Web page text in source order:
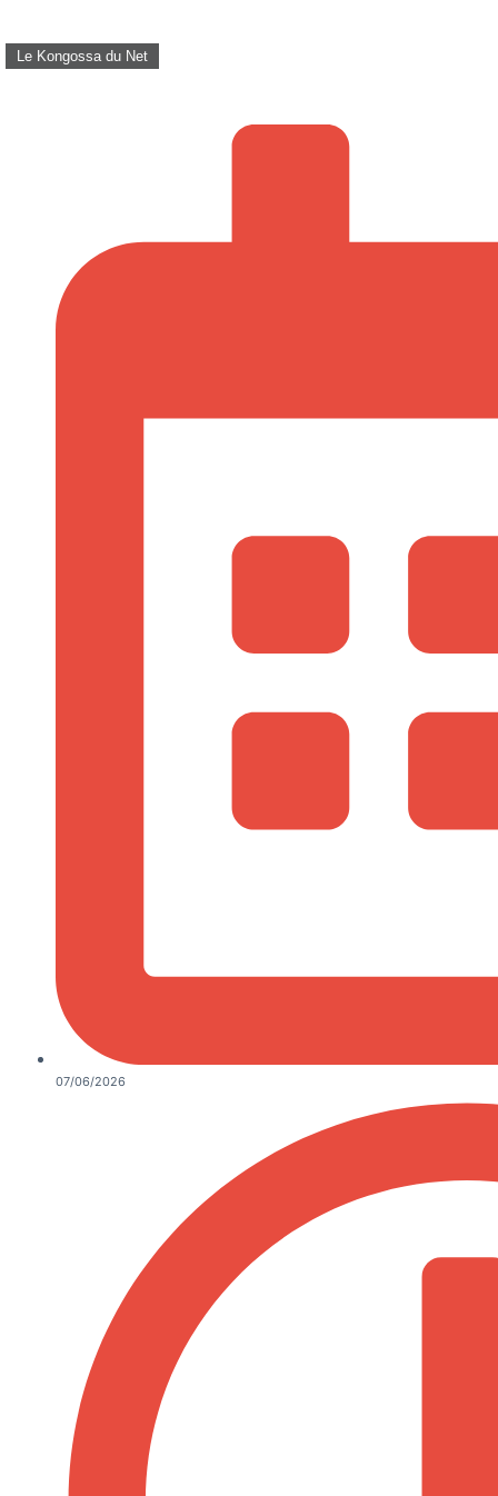
Le Kongossa du Net
07/06/2026